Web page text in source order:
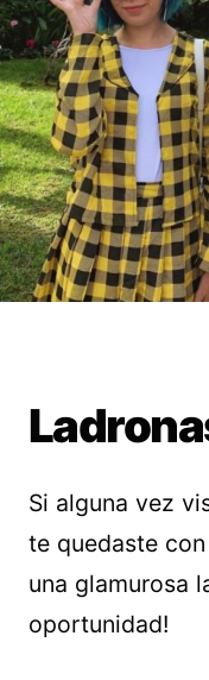
Si alguna vez
te quedaste
una glamurosa
oportunidad!